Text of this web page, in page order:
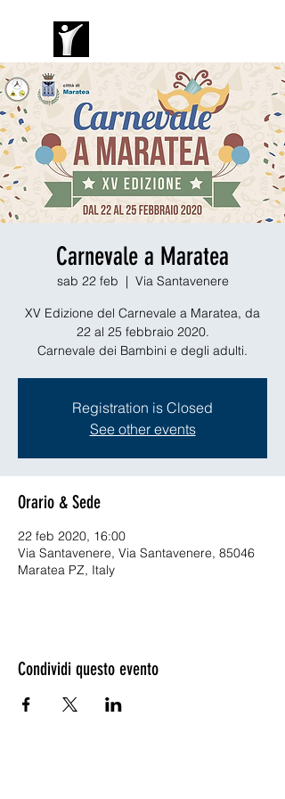
Carnevale a Maratea
sab 22 feb
  |
Via Santavenere
XV Edizione del Carnevale a Maratea, da
22 al 25 febbraio 2020.
Carnevale dei Bambini e degli adulti.
Registration is Closed
See other events
Orario & Sede
22 feb 2020, 16:00
Via Santavenere, Via Santavenere, 85046
Maratea PZ, Italy
Condividi questo evento